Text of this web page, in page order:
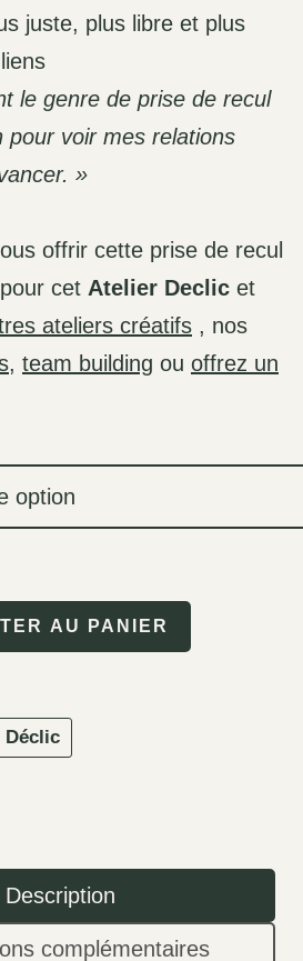
juste, plus libre et plus
le genre de prise de recul
pour voir mes relations
»
offrir cette prise de recul
cet Atelier Declic et
ateliers créatifs , nos
, team building ou offrez un
AU PANIER
Déclic
Description
complémentaires